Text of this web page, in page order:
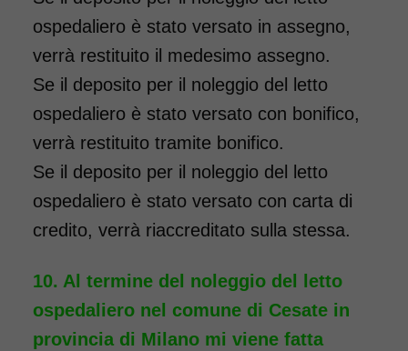
ospedaliero è stato versato in assegno,
verrà restituito il medesimo assegno.
Se il deposito per il noleggio del letto
ospedaliero è stato versato con bonifico,
verrà restituito tramite bonifico.
Se il deposito per il noleggio del letto
ospedaliero è stato versato con carta di
credito, verrà riaccreditato sulla stessa.
Al termine del noleggio del letto
ospedaliero nel comune di Cesate in
provincia di Milano mi viene fatta